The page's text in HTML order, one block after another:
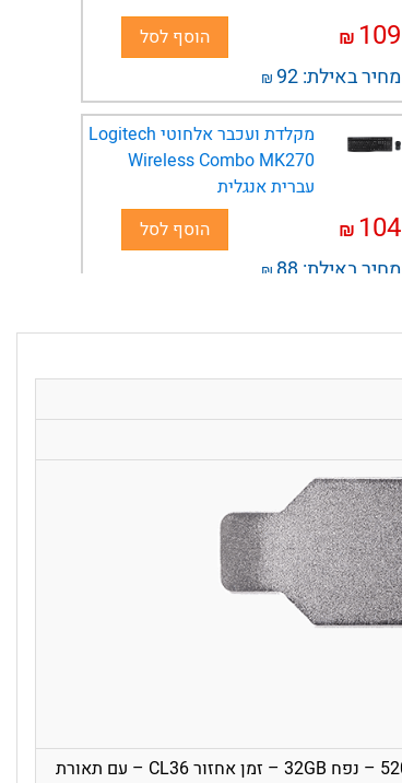
109
₪
מחיר באילת:92
₪
הוסף לסל
מקלדת ועכבר אלחוטי Logitech
Wireless Combo MK270
עברית אנגלית
104
₪
מחיר באילת: 88
₪
הוסף לסל
מעמד מתכוונן איכותי למחשב
Peripherals
49
₪
מחיר באילת:41
₪
הוסף לסל
מצלמת רשת Logitech C270
מיקרופון מובנה
109
₪
USB-A / UAB-C
זכרון למחשב Patriot Viper Elite 5 RGB DDR5 – מהירות 5200MT/s – נפח 32GB – זמן אחזור CL36 – עם תאורת